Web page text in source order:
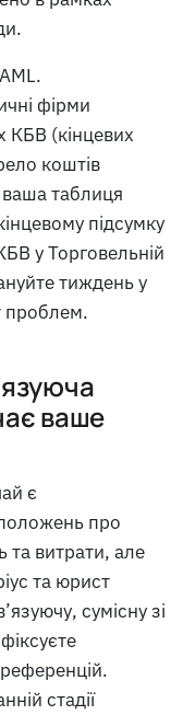
фірми
КБВ (кінцевих
коштів
таблиця
підсумку
у Торговельній
тиждень у
проблем.
ваше
є
про
та витрати, але
та юрист
сумісну зі
стадії